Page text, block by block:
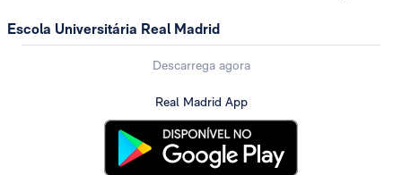
Escola Universitária Real Madrid
Descarrega agora
Real Madrid App